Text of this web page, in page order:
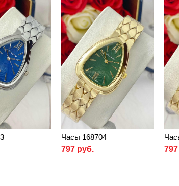
Часы 168704
797 руб.